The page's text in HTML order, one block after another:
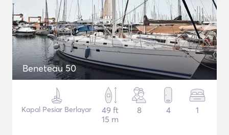
Beneteau 50
Kapal Pesiar Berlayar
49 ft
15 m
8 4 1